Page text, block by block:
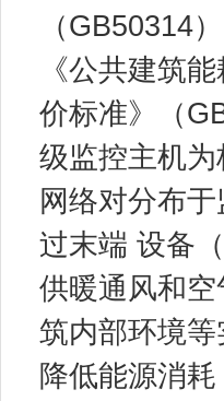
（GB50314
《公共建筑
价标准》（
级监控主机
网络对分布
过末端 设备
供暖通风和
筑内部环境
降低能源消